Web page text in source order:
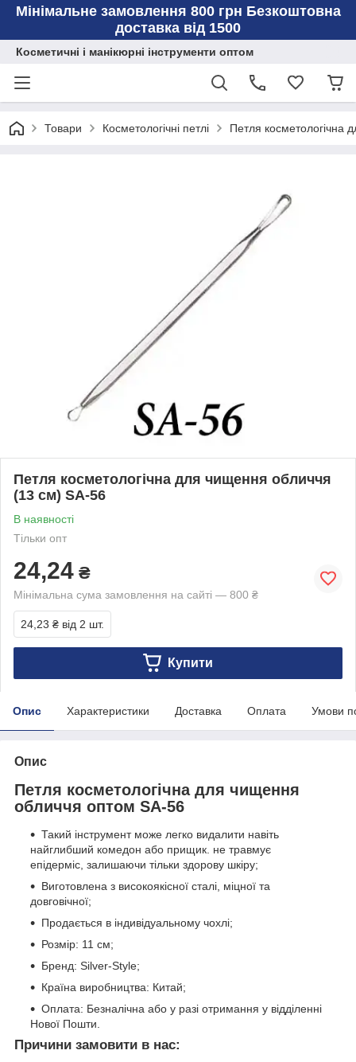
Мінімальне замовлення 800 грн Безкоштовна
доставка від 1500
Косметичні і манікюрні інструменти оптом
Товари Косметологічні петлі Петля косметологічна
Петля косметологічна для чищення обличчя
(13 см) SА-56
В наявності
Тільки опт
24,24 ₴
Мінімальна сума замовлення на сайті — 800 ₴
24,23 ₴ від 2 шт.
Купити
Опис Характеристики Доставка Оплата Умови
Опис
Петля косметологічна для чищення
обличчя оптом SА-56
Такий інструмент може легко видалити навіть
найглибший комедон або прищик. не травмує
епідерміс, залишаючи тільки здорову шкіру;
Виготовлена з високоякісної сталі, міцної та
довговічної;
Продається в індивідуальному чохлі;
Розмір: 11 см;
Бренд: Silver-Style;
Країна виробництва: Китай;
Оплата: Безналічна або у разі отримання у відділенні
Нової Пошти.
Причини замовити в нас: